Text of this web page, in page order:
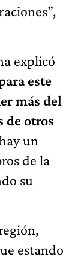
explicó
este
más del
de otros
un
de la
su
estando